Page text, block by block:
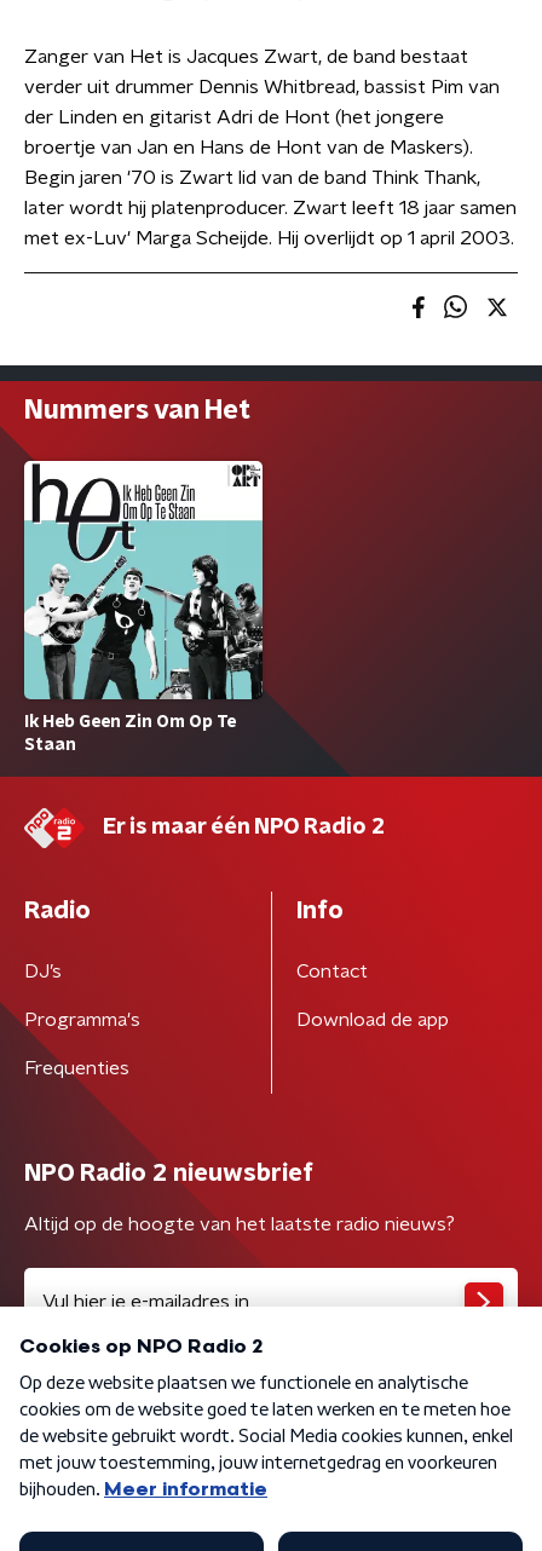
Zanger van Het is Jacques Zwart, de band bestaat
verder uit drummer Dennis Whitbread, bassist Pim van
der Linden en gitarist Adri de Hont (het jongere
broertje van Jan en Hans de Hont van de Maskers).
Begin jaren '70 is Zwart lid van de band Think Thank,
later wordt hij platenproducer. Zwart leeft 18 jaar samen
met ex-Luv' Marga Scheijde. Hij overlijdt op 1 april 2003.
Nummers van Het
Ik Heb Geen Zin Om Op Te
Staan
Er is maar één NPO Radio 2
Radio
DJ’s
Programma's
Frequenties
Info
Contact
Download de app
NPO Radio 2 nieuwsbrief
Altijd op de hoogte van het laatste radio nieuws?
Algemene voorwaarden